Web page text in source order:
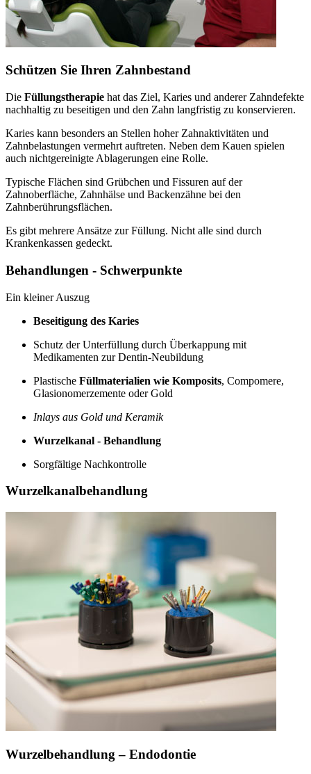
Schützen Sie Ihren Zahnbestand
Die Füllungstherapie hat das Ziel, Karies und anderer Zahndefekte
nachhaltig zu beseitigen und den Zahn langfristig zu konservieren.
Karies kann besonders an Stellen hoher Zahnaktivitäten und
Zahnbelastungen vermehrt auftreten. Neben dem Kauen spielen
auch nichtgereinigte Ablagerungen eine Rolle.
Typische Flächen sind Grübchen und Fissuren auf der
Zahnoberfläche, Zahnhälse und Backenzähne bei den
Zahnberührungsflächen.
Es gibt mehrere Ansätze zur Füllung. Nicht alle sind durch
Krankenkassen gedeckt.
Behandlungen - Schwerpunkte
Ein kleiner Auszug
Beseitigung des Karies
Schutz der Unterfüllung durch Überkappung mit
Medikamenten zur Dentin-Neubildung
Plastische Füllmaterialien wie Komposits, Compomere,
Glasionomerzemente oder Gold
Inlays aus Gold und Keramik
Wurzelkanal - Behandlung
Sorgfältige Nachkontrolle
Wurzelkanalbehandlung
Wurzelbehandlung – Endodontie